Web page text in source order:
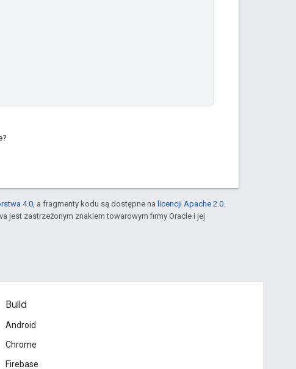
4.0 , a fragmenty kodu są dostępne na licencji Apache 2.0
jest zastrzeżonym znakiem towarowym firmy Oracle i jej
Build
Android
Chrome
Firebase